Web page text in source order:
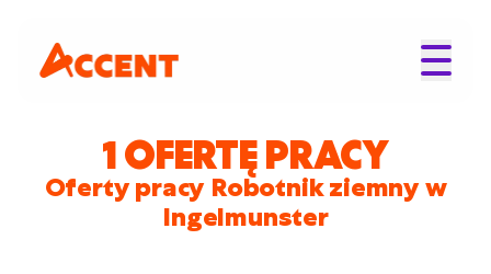
1 OFERTĘ PRACY
Oferty pracy Robotnik ziemny w
Ingelmunster